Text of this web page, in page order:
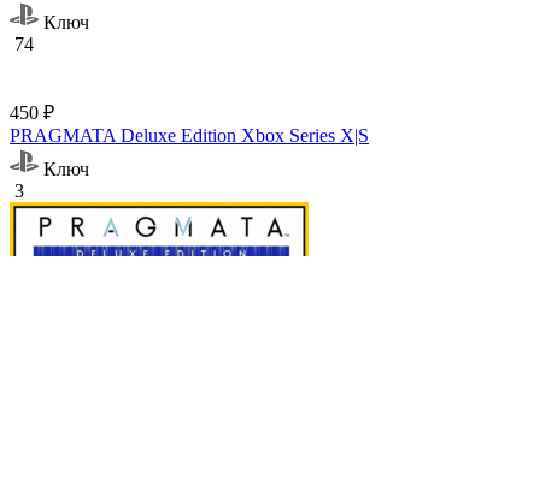
Ключ
74
450 ₽
PRAGMATA Deluxe Edition Xbox Series X|S
Ключ
3